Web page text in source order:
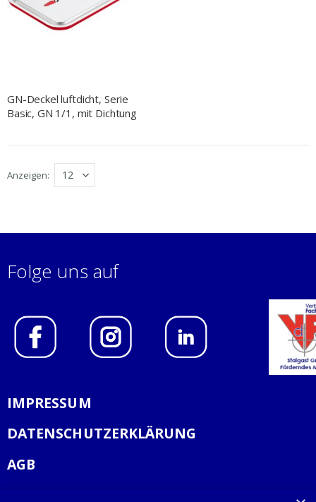
GN-Deckel luftdicht, Serie
Basic, GN 1/1, mit Dichtung
Anzeigen
Folge uns auf
IMPRESSUM
DATENSCHUTZERKLÄRUNG
AGB